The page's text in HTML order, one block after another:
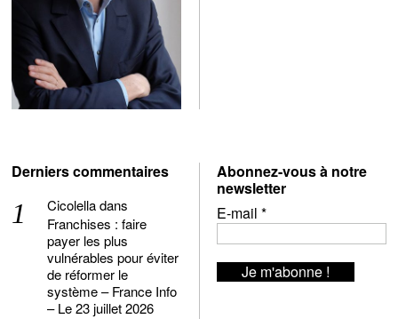
Derniers commentaires
Cicolelladans
Franchises : faire
payer les plus
vulnérables pour éviter
de réformer le
système – France Info
– Le 23 juillet 2026
Abonnez-vous à notre
newsletter
E-mail *